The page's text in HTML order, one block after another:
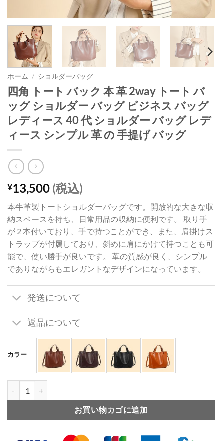
ホーム / ショルダーバッグ
四角 トート バック 本 革 2way トート バ
ッグ ショルダー バッグ ビジネス バッグ
レディース 40 代 ショルダー バッグ レデ
ィース シンプル 革 の 手提げ バッグ
¥13,500 (税込)
本牛革製トートショルダーバッグです。開放的な大きな収
納スペースを持ち、日常用品の収納に便利です。 取り手
が 2 本付いており、手で持つことができ、また、肩掛けス
トラップが付属しており、斜めに肩にかけて持つことも可
能で、使い勝手が良いです。 革の質感が良く、シンプル
でありながらもエレガントなデザインになっています。
発送について
返品について
カラー
お買い物カゴに追加